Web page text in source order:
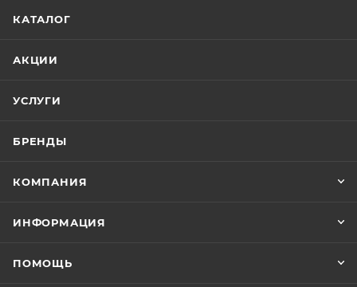
КАТАЛОГ
АКЦИИ
УСЛУГИ
БРЕНДЫ
КОМПАНИЯ
ИНФОРМАЦИЯ
ПОМОЩЬ